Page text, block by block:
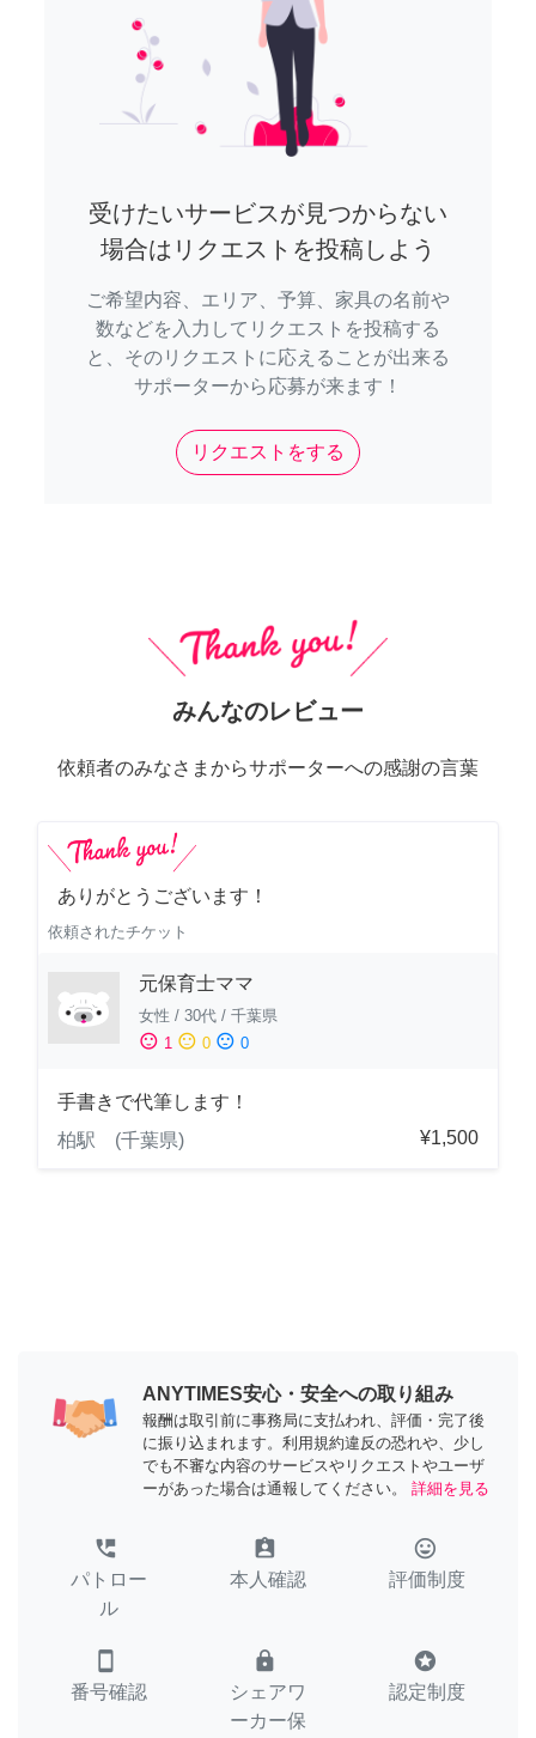
受けたいサービスが見つからない
場合はリクエストを投稿しよう
ご希望内容、エリア、予算、家具の名前や
数などを入力してリクエストを投稿する
と、そのリクエストに応えることが出来る
サポーターから応募が来ます！
リクエストをする
みんなのレビュー
依頼者のみなさまからサポーターへの感謝の言葉
ありがとうございます！
依頼されたチケット
元保育士ママ
女性 / 30代 / 千葉県
sentiment_satisfied 1 sentiment_neutral 0 sentiment_dissatisfied 0
手書きで代筆します！
柏駅 (千葉県)
¥1,500
ANYTIMES安心・安全への取り組み
報酬は取引前に事務局に支払われ、評価・完了後
に振り込まれます。利用規約違反の恐れや、少し
でも不審な内容のサービスやリクエストやユーザ
ーがあった場合は通報してください。
詳細を見る
perm_phone_msg
パトロー
ル
assignment_ind
本人確認
tag_faces
評価制度
smartphone
番号確認
lock
シェアワ
ーカー保
stars
認定制度